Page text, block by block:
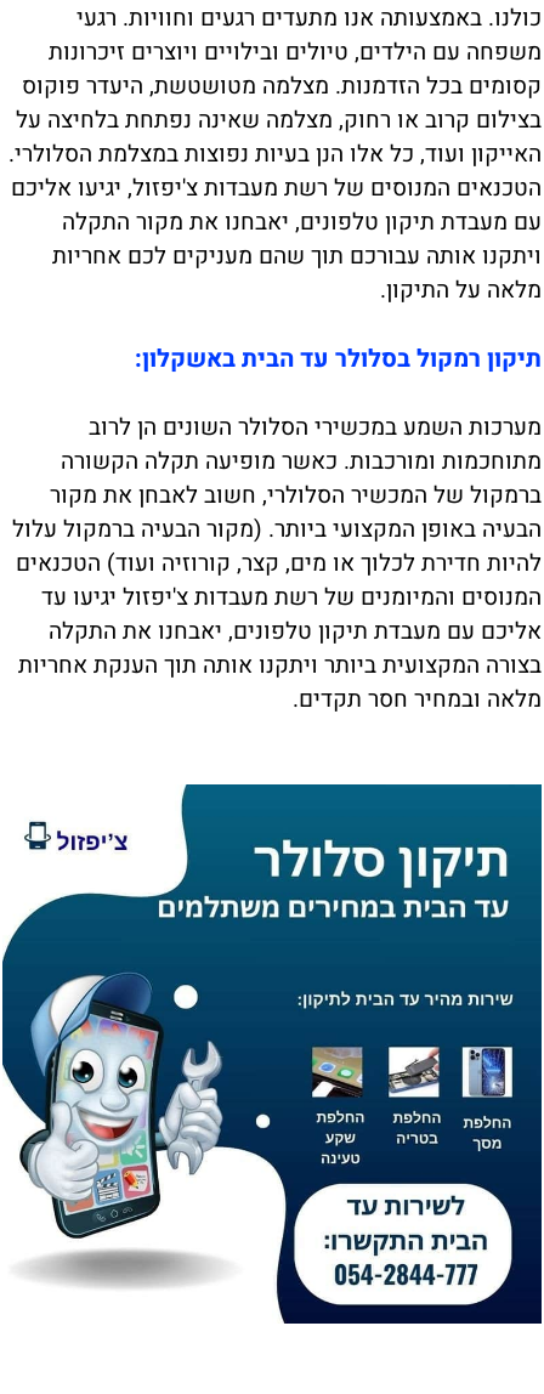
כולנו. באמצעותה אנו מתעדים רגעים וחוויות. רגעי
משפחה עם הילדים, טיולים ובילויים ויוצרים זיכרונות
קסומים בכל הזדמנות. מצלמה מטושטשת, היעדר פוקוס
בצילום קרוב או רחוק, מצלמה שאינה נפתחת בלחיצה על
האייקון ועוד, כל אלו הנן בעיות נפוצות במצלמת הסלולרי.
הטכנאים המנוסים של רשת מעבדות צ'יפזול, יגיעו אליכם
עם מעבדת תיקון טלפונים, יאבחנו את מקור התקלה
ויתקנו אותה עבורכם תוך שהם מעניקים לכם אחריות
מלאה על התיקון.
תיקון רמקול בסלולר עד הבית באשקלון:
מערכות השמע במכשירי הסלולר השונים הן לרוב
מתוחכמות ומורכבות. כאשר מופיעה תקלה הקשורה
ברמקול של המכשיר הסלולרי, חשוב לאבחן את מקור
הבעיה באופן המקצועי ביותר. (מקור הבעיה ברמקול עלול
להיות חדירת לכלוך או מים, קצר, קורוזיה ועוד) הטכנאים
המנוסים והמיומנים של רשת מעבדות צ'יפזול יגיעו עד
אליכם עם מעבדת תיקון טלפונים, יאבחנו את התקלה
בצורה המקצועית ביותר ויתקנו אותה תוך הענקת אחריות
מלאה ובמחיר חסר תקדים.